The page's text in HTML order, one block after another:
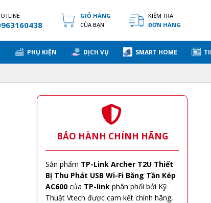
GIỎ HÀNG
CỦA BẠN
KIỂM TRA
ĐƠN HÀNG
PHỤ KIỆN DỊCH VỤ SMART HOME
BẢO HÀNH CHÍNH HÃNG
Sản phẩm TP-Link Archer T2U Thiết
Bị Thu Phát USB Wi-Fi Băng Tần Kép
AC600 của TP-link phân phối bởi Kỹ
Thuật Vtech được cam kết chính hãng,